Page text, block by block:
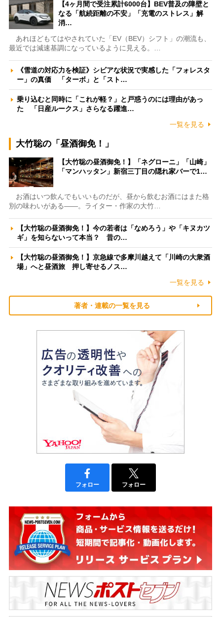
【4ヶ月間で受注累計6000台】BEV普及の障壁と
なる「航続距離の不安」「充電のストレス」解
消…
あれほどもてはやされていた「EV（BEV）シフト」の潮流も、
最近では減速基調になっているように見える。…
《雪道の対応力を検証》シビアな状況で実感した「フォレスタ
ー」の真価 「ターボ」と「スト…
乗り込むと同時に「これが軽？」と戸惑うのには理由があっ
た 「日産ルークス」さらなる躍進…
一覧を見る
大竹聡の「昼酒御免！」
【大竹聡の昼酒御免！】「ネグローニ」「山崎」
「マンハッタン」新宿三丁目の隠れ家バーで1…
お酒はいつ飲んでもいいものだが、昼から飲むお酒にはまた格
別の味わいがある――。ライター・作家の大竹…
【大竹聡の昼酒御免！】今の若者は「なめろう」や「キヌカツ
ギ」を知らないって本当？ 昔の…
【大竹聡の昼酒御免！】京急線で多摩川越えて「川崎の大衆酒
場」へと昼酒旅 押し寄せるノス…
一覧を見る
著者・連載の一覧を見る
フォロー フォロー